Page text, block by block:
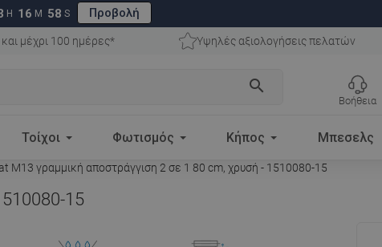
H 16 M 57 S Προβολή
μέχρι 100 ημέρες* Υψηλές αξιολογήσεις πελατών
search
Βοήθεια
Τοίχοι Φωτισμός Κήπος Μπεσελς
M13 γραμμική αποστράγγιση 2 σε 1 80 cm, χρυσή - 1510080-15
15